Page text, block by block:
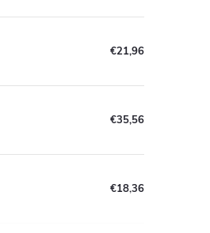
€21,96
€35,56
€18,36